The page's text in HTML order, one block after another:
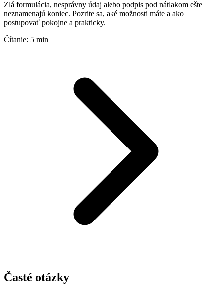
Zlá formulácia, nesprávny údaj alebo podpis pod nátlakom ešte
neznamenajú koniec. Pozrite sa, aké možnosti máte a ako
postupovať pokojne a prakticky.
Čítanie: 5 min
Časté otázky